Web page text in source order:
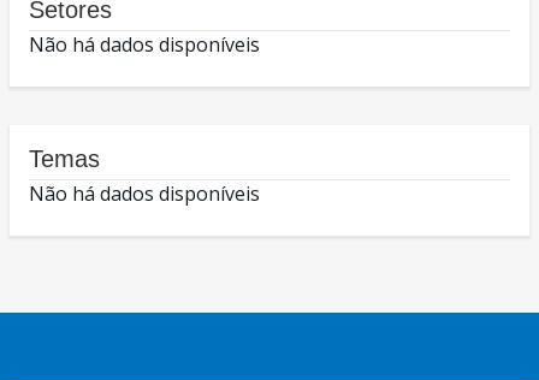
Setores
Não há dados disponíveis
Temas
Não há dados disponíveis